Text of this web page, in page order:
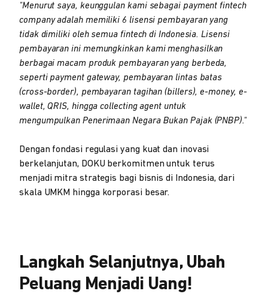
"Menurut saya, keunggulan kami sebagai payment fintech
company adalah memiliki 6 lisensi pembayaran yang
tidak dimiliki oleh semua fintech di Indonesia. Lisensi
pembayaran ini memungkinkan kami menghasilkan
berbagai macam produk pembayaran yang berbeda,
seperti payment gateway, pembayaran lintas batas
(cross-border), pembayaran tagihan (billers), e-money, e-
wallet, QRIS, hingga collecting agent untuk
mengumpulkan Penerimaan Negara Bukan Pajak (PNBP)."
Dengan fondasi regulasi yang kuat dan inovasi
berkelanjutan, DOKU berkomitmen untuk terus
menjadi mitra strategis bagi bisnis di Indonesia, dari
skala UMKM hingga korporasi besar.
Langkah Selanjutnya, Ubah
Peluang Menjadi Uang!